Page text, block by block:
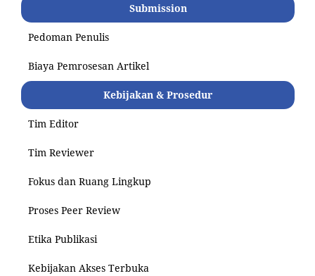
Submission
Pedoman Penulis
Biaya Pemrosesan Artikel
Kebijakan & Prosedur
Tim Editor
Tim Reviewer
Fokus dan Ruang Lingkup
Proses Peer Review
Etika Publikasi
Kebijakan Akses Terbuka